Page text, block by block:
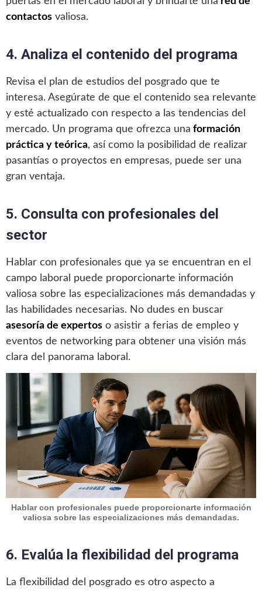
contactos valiosa.
4. Analiza el contenido del programa
Revisa el plan de estudios del posgrado que te
interesa. Asegúrate de que el contenido sea relevante
y esté actualizado con respecto a las tendencias del
mercado. Un programa que ofrezca una formación
práctica y teórica, así como la posibilidad de realizar
pasantías o proyectos en empresas, puede ser una
gran ventaja.
5. Consulta con profesionales del
sector
Hablar con profesionales que ya se encuentran en el
campo laboral puede proporcionarte información
valiosa sobre las especializaciones más demandadas y
las habilidades necesarias. No dudes en buscar
asesoría de expertos o asistir a ferias de empleo y
eventos de networking para obtener una visión más
clara del panorama laboral.
Hablar con profesionales puede proporcionarte información
valiosa sobre las especializaciones más demandadas.
6. Evalúa la flexibilidad del programa
La flexibilidad del posgrado es otro aspecto a